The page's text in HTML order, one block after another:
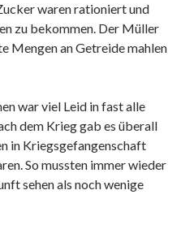
waren rationiert und
zu bekommen. Der Müller
Mengen an Getreide mahlen
war viel Leid in fast alle
dem Krieg gab es überall
in Kriegsgefangenschaft
So mussten immer wieder
sehen als noch wenige